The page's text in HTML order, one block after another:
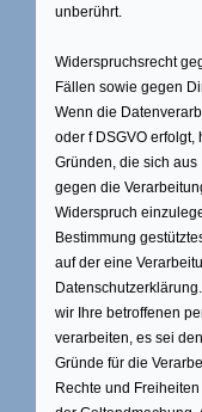
unberührt.
Widerspruchsrecht
Fällen sowie gegen
Wenn die
oder f DSGVO
Gründen, die sich
gegen die
Widerspruch
Bestimmung
auf der eine
wir Ihre betroffenen
verarbeiten, es sei
Gründe für die
Rechte und